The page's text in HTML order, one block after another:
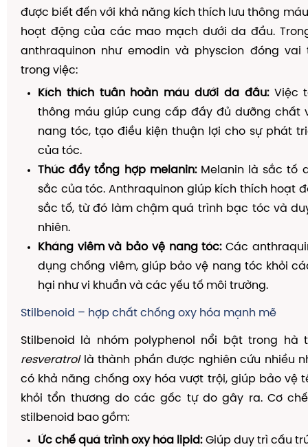
được biết đến với khả năng kích thích lưu thông
hoạt động của các mao mạch dưới da đầu.
anthraquinon như emodin và physcion đóng vai
trong việc:
Kích thích tuần hoàn máu dưới da đầu:Việc
thông máu giúp cung cấp đầy đủ dưỡng chất
nang tóc, tạo điều kiện thuận lợi cho sự phát
của tóc.
Thúc đẩy tổng hợp melanin:Melanin là sắc tố
sắc của tóc. Anthraquinon giúp kích thích hoạt
sắc tố, từ đó làm chậm quá trình bạc tóc và
nhiên.
Kháng viêm và bảo vệ nang tóc:Các
dụng chống viêm, giúp bảo vệ nang tóc khỏi
hại như vi khuẩn và các yếu tố môi trường.
Stilbenoid – hợp chất chống oxy hóa mạnh mẽ
Stilbenoid là nhóm polyphenol nổi bật trong hà
resveratrollà thành phần được nghiên cứu nhiều
có khả năng chống oxy hóa vượt trội, giúp bảo vệ
khỏi tổn thương do các gốc tự do gây ra. Cơ
stilbenoid bao gồm:
Ức chế quá trình oxy hóa lipid:Giúp duy trì cấu